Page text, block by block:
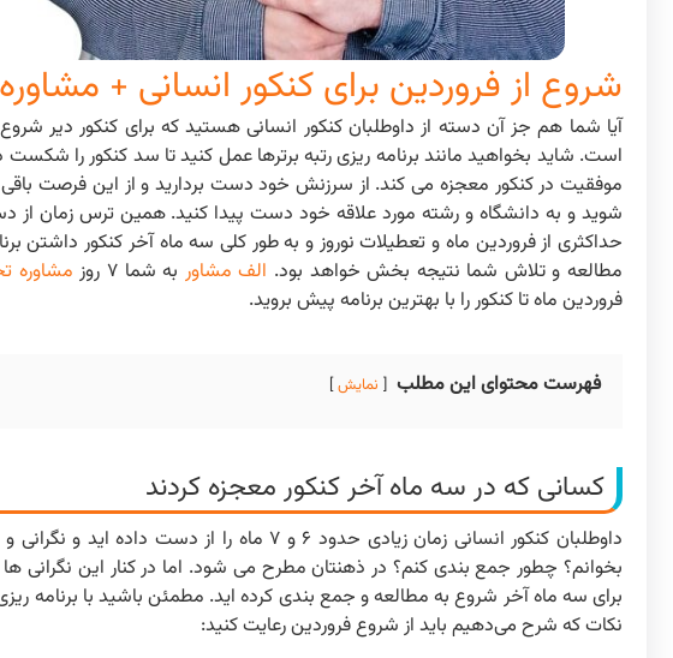
شروع از فروردین برای کنکور انسانی +
آیا شما هم جز آن دسته از داوطلبان کنکور انسانی هستید که برای کنکور دیر
است. شاید بخواهید مانند برنامه ریزی رتبه برترها عمل کنید تا سد کنکور را
موفقیت در کنکور معجزه می کند. از سرزنش خود دست بردارید و از این فرصت باقی
شوید و به دانشگاه و رشته مورد علاقه خود دست پیدا کنید. همین ترس زمان از
حداکثری از فروردین ماه و تعطیلات نوروز و به طور کلی سه ماه آخر کنکور داشتن
مطالعه و تلاش شما نتیجه بخش خواهد بود. الف مشاور به شما ۷ روز مشاوره
فروردین ماه تا کنکور را با بهترین برنامه پیش بروید.
فهرست محتوای این مطلب نمایش
کسانی که در سه ماه آخر کنکور معجزه کردند
داوطلبان کنکور انسانی زمان زیادی حدود ۶ و ۷
بخوانم؟ چطور جمع بندی کنم؟ در ذهنتان مطرح می شود. اما در کنار این نگرانی ها
برای سه ماه آخر شروع به مطالعه و جمع بندی کرده اید. مطمئن باشید با برنامه
نکات که شرح می‌دهیم باید از شروع فروردین رعایت کنید: